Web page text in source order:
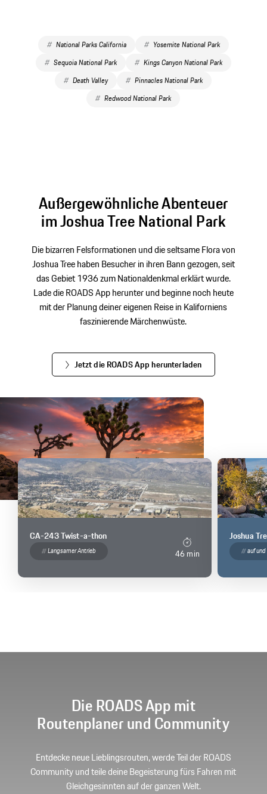
National Parks California
Yosemite National Park
Sequoia National Park
Kings Canyon National Park
Death Valley
Pinnacles National Park
Redwood National Park
Außergewöhnliche Abenteuer
im Joshua Tree National Park
Die bizarren Felsformationen und die seltsame Flora von
Joshua Tree haben Besucher in ihren Bann gezogen, seit
das Gebiet 1936 zum Nationaldenkmal erklärt wurde.
Lade die ROADS App herunter und beginne noch heute
mit der Planung deiner eigenen Reise in Kaliforniens
faszinierende Märchenwüste.
Jetzt die ROADS App herunterladen
CA-243 Twist-a-thon
Langsamer Antrieb 46 min
Joshua
auf
Die ROADS App mit
Routenplaner und Community
Entdecke neue Lieblingsrouten, werde Teil der ROADS
Community und teile deine Begeisterung fürs Fahren mit
Gleichgesinnten auf der ganzen Welt.